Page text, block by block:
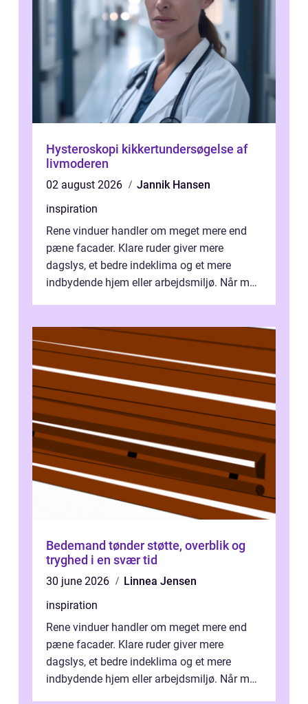
Hysteroskopi kikkertundersøgelse af
livmoderen
02 august 2026
Jannik Hansen
inspiration
Rene vinduer handler om meget mere end
pæne facader. Klare ruder giver mere
dagslys, et bedre indeklima og et mere
indbydende hjem eller arbejdsmiljø. Når man
Bedemand tønder støtte, overblik og
tryghed i en svær tid
30 june 2026
Linnea Jensen
inspiration
Rene vinduer handler om meget mere end
pæne facader. Klare ruder giver mere
dagslys, et bedre indeklima og et mere
indbydende hjem eller arbejdsmiljø. Når man